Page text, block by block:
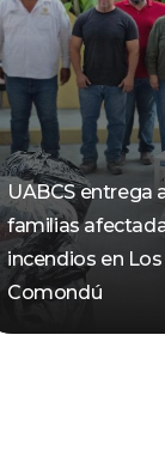
UABCS entrega
familias
incendios en Los
Comondú